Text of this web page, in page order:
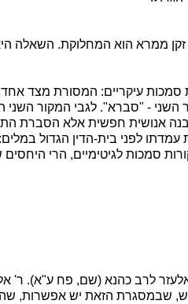
ממרא הוא המחלוקת. השאלה
סמכות עיקריים: המסורת מצד
השני - "סברא". לגבי המקור
אנושית חפשית אלא הסברת
לפני בית-הדין הגדול
סמכות לגיטימיים, הרי
אלעזר לרב כהנא (שם, פח ע"א). ר'
שבמסגרת הזאת יש אפשרות,